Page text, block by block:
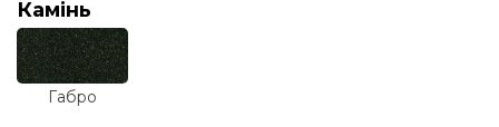
Камінь
Габро